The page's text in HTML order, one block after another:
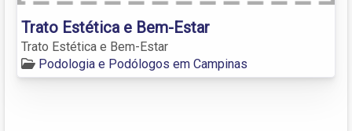
Trato Estética e Bem-Estar
Trato Estética e Bem-Estar
Podologia e Podólogos em Campinas